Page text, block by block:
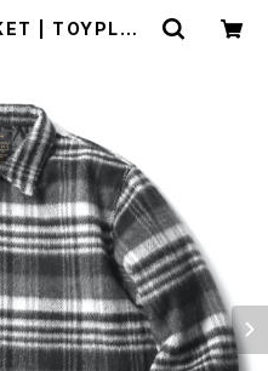
| TOYPLAN